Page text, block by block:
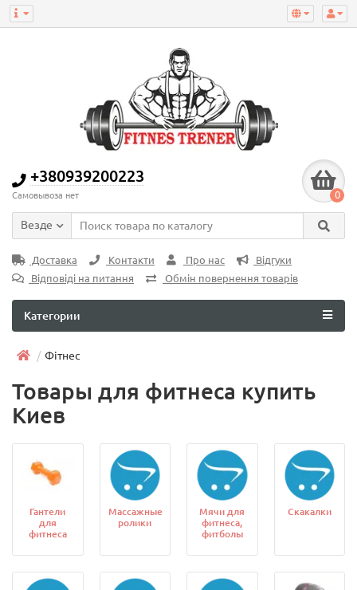
+380939200223
Самовывоза нет 0
Везде
Доставка Контакти Про нас
Відгуки
Відповіді на питання
Обмін повернення товарів
Категории
Фітнес
Товары для фитнеса купить
Киев
Гантели
для
фитнеса
Массажные
ролики
Мячи для
фитнеса,
фитболы
Скакалки